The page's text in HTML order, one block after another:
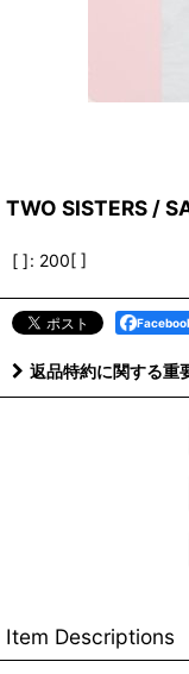
TWO SISTERS /
[ ]: 200[ ]
返品特約に関する重
Item Descriptions